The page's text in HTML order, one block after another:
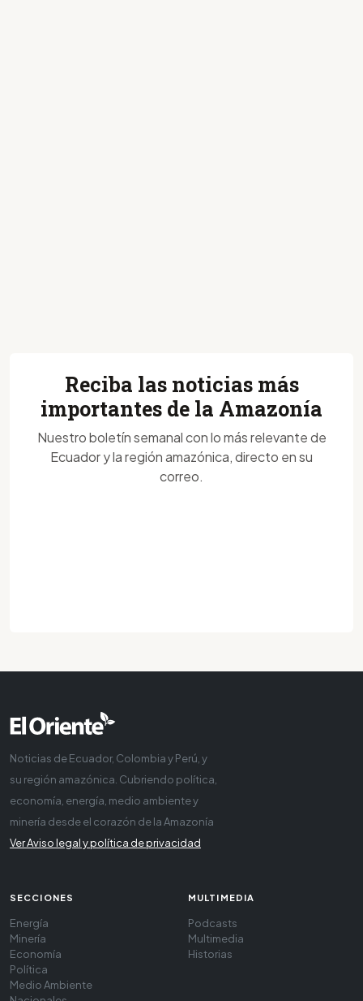
Reciba las noticias más
importantes de la Amazonía
Nuestro boletín semanal con lo más relevante de
Ecuador y la región amazónica, directo en su
correo.
Noticias de Ecuador, Colombia y Perú, y
su región amazónica. Cubriendo política,
economía, energía, medio ambiente y
minería desde el corazón de la Amazonía
Ver Aviso legal y política de privacidad
SECCIONES
Energía
Minería
Economía
Política
Medio Ambiente
MULTIMEDIA
Podcasts
Multimedia
Historias